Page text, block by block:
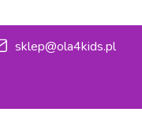
sklep@ola4kids.pl